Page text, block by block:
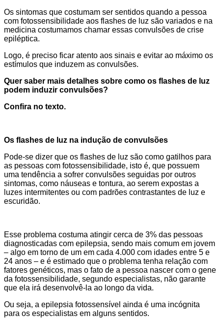
Os sintomas que costumam ser sentidos quando a pessoa
com fotossensibilidade aos flashes de luz são variados e na
medicina costumamos chamar essas convulsões de crise
epiléptica.
Logo, é preciso ficar atento aos sinais e evitar ao máximo os
estímulos que induzem as convulsões.
Quer saber mais detalhes sobre como os flashes de luz
podem induzir convulsões?
Confira no texto.
Os flashes de luz na indução de convulsões
Pode-se dizer que os flashes de luz são como gatilhos para
as pessoas com fotossensibilidade, isto é, que possuem
uma tendência a sofrer convulsões seguidas por outros
sintomas, como náuseas e tontura, ao serem expostas a
luzes intermitentes ou com padrões contrastantes de luz e
escuridão.
Esse problema costuma atingir cerca de 3% das pessoas
diagnosticadas com epilepsia, sendo mais comum em jovem
– algo em torno de um em cada 4.000 com idades entre 5 e
24 anos – e é estimado que o problema tenha relação com
fatores genéticos, mas o fato de a pessoa nascer com o gene
da fotossensibilidade, segundo especialistas, não garante
que ela irá desenvolvê-la ao longo da vida.
Ou seja, a epilepsia fotossensível ainda é uma incógnita
para os especialistas em alguns sentidos.